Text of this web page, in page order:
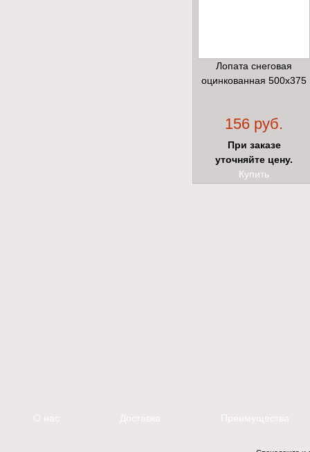
Лопата снеговая
оцинкованная 500х375
156 руб.
При заказе
уточняйте цену.
Купить
О нас Доставка Преимущества